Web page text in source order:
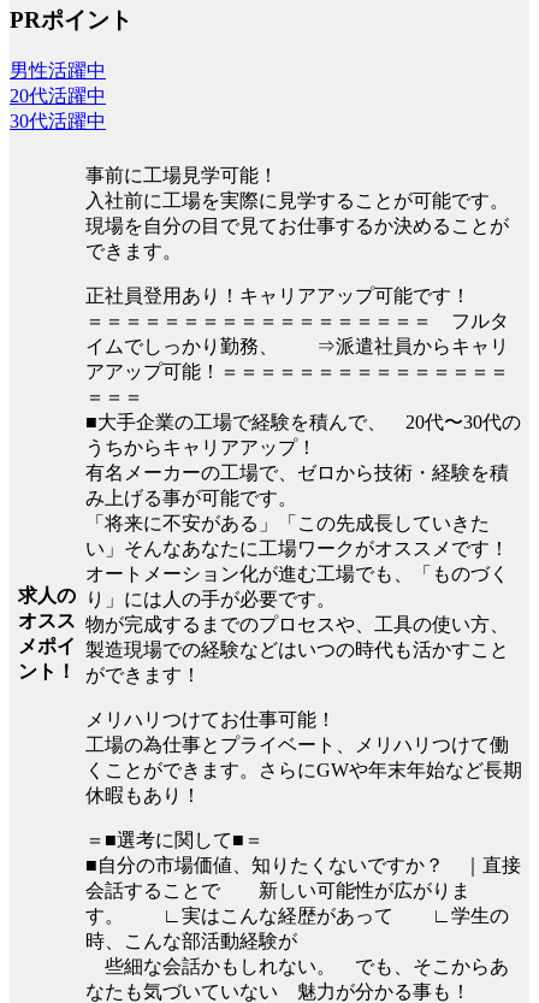
PRポイント
男性活躍中
20代活躍中
30代活躍中
求人の
オスス
メポイ
ント！
事前に工場見学可能！
入社前に工場を実際に見学することが可能です。
現場を自分の目で見てお仕事するか決めることが
できます。
正社員登用あり！キャリアアップ可能です！
＝＝＝＝＝＝＝＝＝＝＝＝＝＝＝＝＝＝ フルタ
イムでしっかり勤務、 ⇒派遣社員からキャリ
アアップ可能！＝＝＝＝＝＝＝＝＝＝＝＝＝＝＝
＝＝＝
■大手企業の工場で経験を積んで、 20代〜30代の
うちからキャリアアップ！
有名メーカーの工場で、ゼロから技術・経験を積
み上げる事が可能です。
「将来に不安がある」「この先成長していきた
い」そんなあなたに工場ワークがオススメです！
オートメーション化が進む工場でも、「ものづく
り」には人の手が必要です。
物が完成するまでのプロセスや、工具の使い方、
製造現場での経験などはいつの時代も活かすこと
ができます！
メリハリつけてお仕事可能！
工場の為仕事とプライベート、メリハリつけて働
くことができます。さらにGWや年末年始など長期
休暇もあり！
＝■選考に関して■＝
■自分の市場価値、知りたくないですか？ ｜直接
会話することで 新しい可能性が広がりま
す。 ∟実はこんな経歴があって ∟学生の
時、こんな部活動経験が
些細な会話かもしれない。 でも、そこからあ
なたも気づいていない 魅力が分かる事も！